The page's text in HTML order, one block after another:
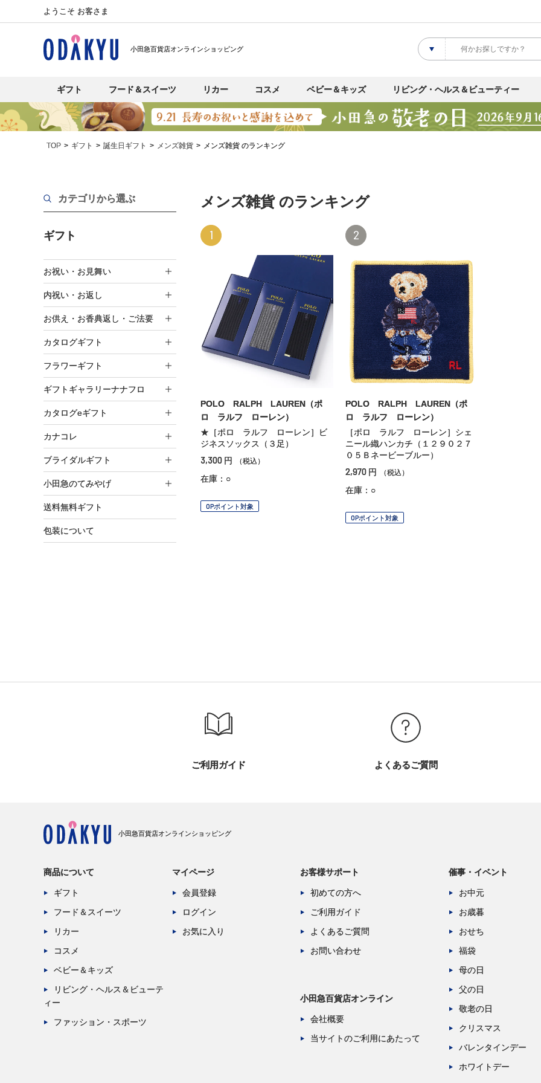
ようこそ お客さま
小田急百貨店オンラインショッピング
ギフト フード＆スイーツ リカー コスメ ベビー＆キッズ リビング・ヘルス＆ビューティー
TOP ギフト 誕生日ギフト メンズ雑貨 メンズ雑貨 のランキング
カテゴリから選ぶ
ギフト
お祝い・お見舞い
内祝い・お返し
お供え・お香典返し・ご法要
カタログギフト
フラワーギフト
ギフトギャラリーナナフロ
カタログeギフト
カナコレ
ブライダルギフト
小田急のてみやげ
送料無料ギフト
包装について
メンズ雑貨 のランキング
1
POLO RALPH LAUREN（ポ
ロ ラルフ ローレン）
★［ポロ ラルフ ローレン］ビ
ジネスソックス（３足）
3,300 円 （税込）
在庫：○
OPポイント対象
2
POLO RALPH LAUREN（ポ
ロ ラルフ ローレン）
［ポロ ラルフ ローレン］シェ
ニール織ハンカチ（１２９０２７
０５Ｂネービーブルー）
2,970 円 （税込）
在庫：○
OPポイント対象
ご利用ガイド よくあるご質問
小田急百貨店オンラインショッピング
商品について
ギフト
フード＆スイーツ
リカー
コスメ
ベビー＆キッズ
リビング・ヘルス＆ビューテ
ィー
ファッション・スポーツ
マイページ
会員登録
ログイン
お気に入り
お客様サポート
初めての方へ
ご利用ガイド
よくあるご質問
お問い合わせ
小田急百貨店オンライン
会社概要
当サイトのご利用にあたって
催事・イベント
お中元
お歳暮
おせち
福袋
母の日
父の日
敬老の日
クリスマス
バレンタインデー
ホワイトデー